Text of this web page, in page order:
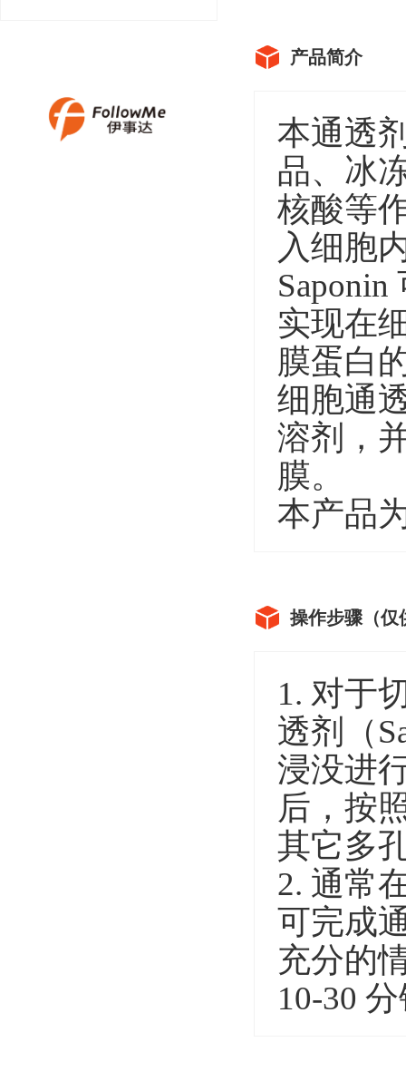
产品简介
本通透
品、冰
核酸等
入细胞
实现在
膜蛋白
细胞通
溶剂，
膜。
本产品
操作步骤（仅
1. 对于
透剂（
浸没进
后，按
其它多
2. 通常
可完成
充分的
10-30